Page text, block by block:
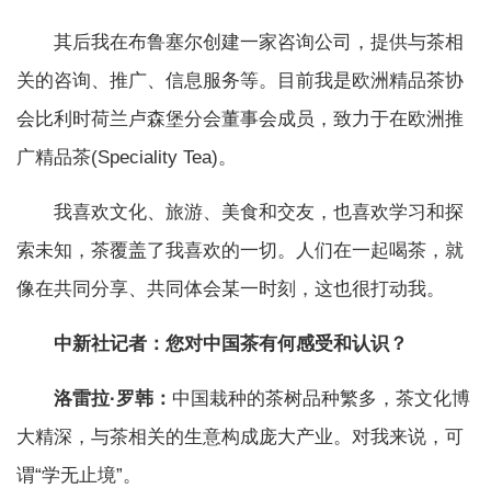
其后我在布鲁塞尔创建一家咨询公司，提供与茶相
关的咨询、推广、信息服务等。目前我是欧洲精品茶协
会比利时荷兰卢森堡分会董事会成员，致力于在欧洲推
广精品茶(Speciality Tea)。
我喜欢文化、旅游、美食和交友，也喜欢学习和探
索未知，茶覆盖了我喜欢的一切。人们在一起喝茶，就
像在共同分享、共同体会某一时刻，这也很打动我。
中新社记者：您对中国茶有何感受和认识？
洛雷拉·罗韩： 中国栽种的茶树品种繁多，茶文化博
大精深，与茶相关的生意构成庞大产业。对我来说，可
谓“学无止境”。